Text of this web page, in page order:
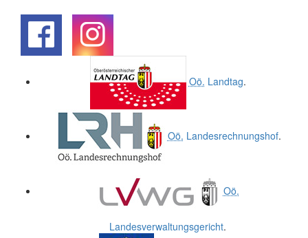
Oö. Landtag.
Oö. Landesrechnungshof.
Oö.
Landesverwaltungsgericht.